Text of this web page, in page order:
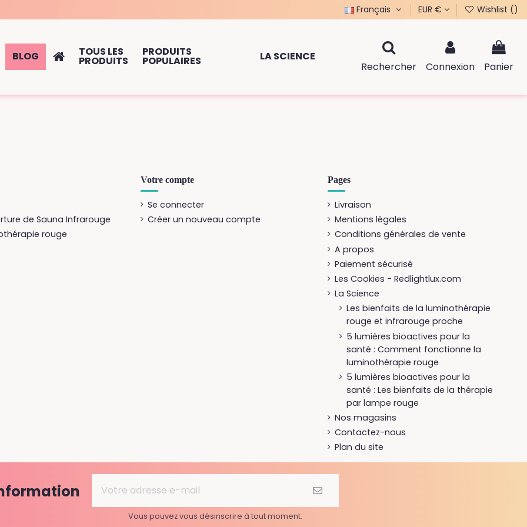
Français EUR € Wishlist ()
BLOG TOUS LES
PRODUITS
PRODUITS
POPULAIRES LA SCIENCE
Rechercher Connexion Panier
de Sauna Infrarouge
rouge
Votre compte
Se connecter
Créer un nouveau compte
Pages
Livraison
Mentions légales
Conditions générales de vente
A propos
Paiement sécurisé
Les Cookies - Redlightlux.com
La Science
Les bienfaits de la luminothérapie
rouge et infrarouge proche
5 lumières bioactives pour la
santé : Comment fonctionne la
luminothérapie rouge
5 lumières bioactives pour la
santé : Les bienfaits de la thérapie
par lampe rouge
Nos magasins
Contactez-nous
Plan du site
Vous pouvez vous désinscrire à tout moment.